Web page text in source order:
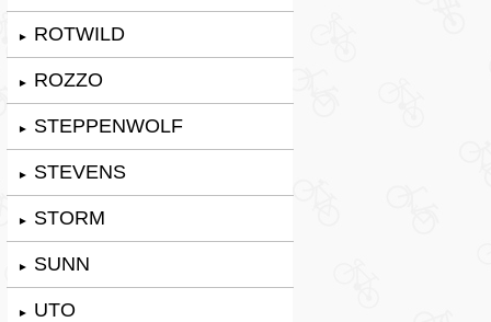
► ROTWILD
► ROZZO
► STEPPENWOLF
► STEVENS
► STORM
► SUNN
► UTO